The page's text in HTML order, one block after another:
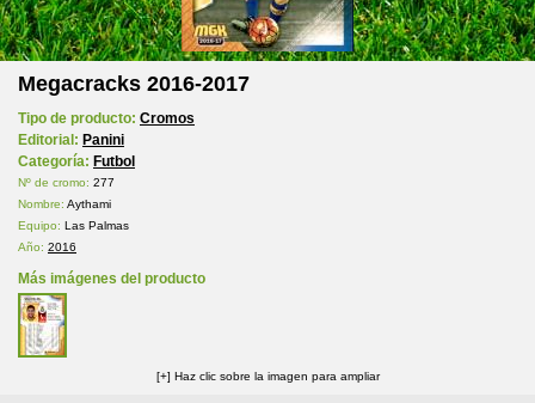
Megacracks 2016-2017
Tipo de producto: Cromos
Editorial: Panini
Categoría: Futbol
Nº de cromo: 277
Nombre: Aythami
Equipo: Las Palmas
Año: 2016
Más imágenes del producto
[+] Haz clic sobre la imagen para ampliar